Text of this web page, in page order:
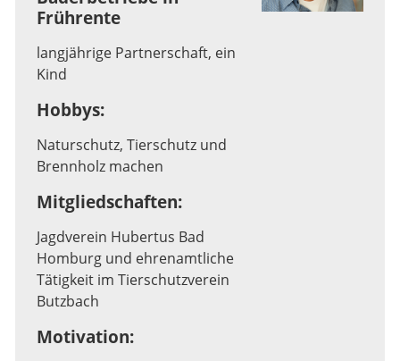
Frührente
langjährige Partnerschaft, ein
Kind
Hobbys:
Naturschutz, Tierschutz und
Brennholz machen
Mitgliedschaften:
Jagdverein Hubertus Bad
Homburg und ehrenamtliche
Tätigkeit im Tierschutzverein
Butzbach
Motivation: